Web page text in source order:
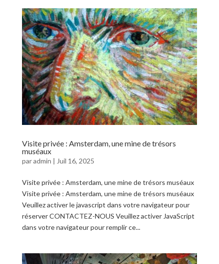
Visite privée : Amsterdam, une mine de trésors
muséaux
paradmin | Juil 16, 2025
Visite privée : Amsterdam, une mine de trésors muséaux
Visite privée : Amsterdam, une mine de trésors muséaux
Veuillez activer le javascript dans votre navigateur pour
réserver CONTACTEZ-NOUS Veuillez activer JavaScript
dans votre navigateur pour remplir ce...